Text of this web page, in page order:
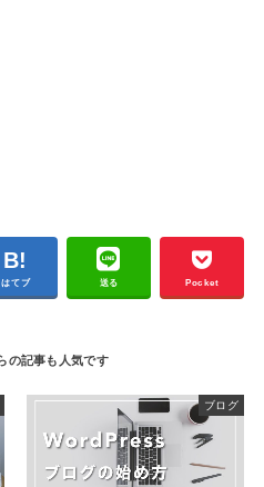
はてブ 送る Pocket
ブログ